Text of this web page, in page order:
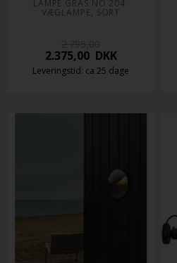
LAMPE GRAS NO 204
VÆGLAMPE, SORT
2.375,00DKK
Leveringstid: ca 25 dage